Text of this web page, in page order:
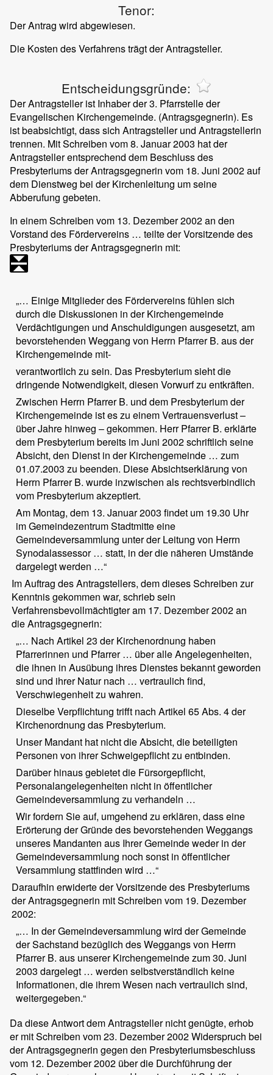
Tenor:
Der Antrag wird abgewiesen.
Die Kosten des Verfahrens trägt der Antragsteller.
Entscheidungsgründe:
Der Antragsteller ist Inhaber der 3. Pfarrstelle der
Evangelischen Kirchengemeinde. (Antragsgegnerin). Es
ist beabsichtigt, dass sich Antragsteller und Antragstellerin
trennen. Mit Schreiben vom 8. Januar 2003 hat der
Antragsteller entsprechend dem Beschluss des
Presbyteriums der Antragsgegnerin vom 18. Juni 2002 auf
dem Dienstweg bei der Kirchenleitung um seine
Abberufung gebeten.
In einem Schreiben vom 13. Dezember 2002 an den
Vorstand des Fördervereins … teilte der Vorsitzende des
Presbyteriums der Antragsgegnerin mit:
„… Einige Mitglieder des Fördervereins fühlen sich
durch die Diskussionen in der Kirchengemeinde
Verdächtigungen und Anschuldigungen ausgesetzt, am
bevorstehenden Weggang von Herrn Pfarrer B. aus der
Kirchengemeinde mit-
verantwortlich zu sein. Das Presbyterium sieht die
dringende Notwendigkeit, diesen Vorwurf zu entkräften.
Zwischen Herrn Pfarrer B. und dem Presbyterium der
Kirchengemeinde ist es zu einem Vertrauensverlust –
über Jahre hinweg – gekommen. Herr Pfarrer B. erklärte
dem Presbyterium bereits im Juni 2002 schriftlich seine
Absicht, den Dienst in der Kirchengemeinde … zum
01.07.2003 zu beenden. Diese Absichtserklärung von
Herrn Pfarrer B. wurde inzwischen als rechtsverbindlich
vom Presbyterium akzeptiert.
Am Montag, dem 13. Januar 2003 findet um 19.30 Uhr
im Gemeindezentrum Stadtmitte eine
Gemeindeversammlung unter der Leitung von Herrn
Synodalassessor … statt, in der die näheren Umstände
dargelegt werden …“
Im Auftrag des Antragstellers, dem dieses Schreiben zur
Kenntnis gekommen war, schrieb sein
Verfahrensbevollmächtigter am 17. Dezember 2002 an
die Antragsgegnerin:
„… Nach Artikel 23 der Kirchenordnung haben
Pfarrerinnen und Pfarrer … über alle Angelegenheiten,
die ihnen in Ausübung ihres Dienstes bekannt geworden
sind und ihrer Natur nach … vertraulich find,
Verschwiegenheit zu wahren.
Dieselbe Verpflichtung trifft nach Artikel 65 Abs. 4 der
Kirchenordnung das Presbyterium.
Unser Mandant hat nicht die Absicht, die beteiligten
Personen von ihrer Schweigepflicht zu entbinden.
Darüber hinaus gebietet die Fürsorgepflicht,
Personalangelegenheiten nicht in öffentlicher
Gemeindeversammlung zu verhandeln …
Wir fordern Sie auf, umgehend zu erklären, dass eine
Erörterung der Gründe des bevorstehenden Weggangs
unseres Mandanten aus Ihrer Gemeinde weder in der
Gemeindeversammlung noch sonst in öffentlicher
Versammlung stattfinden wird …“
Daraufhin erwiderte der Vorsitzende des Presbyteriums
der Antragsgegnerin mit Schreiben vom 19. Dezember
2002:
„… In der Gemeindeversammlung wird der Gemeinde
der Sachstand bezüglich des Weggangs von Herrn
Pfarrer B. aus unserer Kirchengemeinde zum 30. Juni
2003 dargelegt … werden selbstverständlich keine
Informationen, die ihrem Wesen nach vertraulich sind,
weitergegeben.“
Da diese Antwort dem Antragsteller nicht genügte, erhob
er mit Schreiben vom 23. Dezember 2002 Widerspruch bei
der Antragsgegnerin gegen den Presbyteriumsbeschluss
vom 12. Dezember 2002 über die Durchführung der